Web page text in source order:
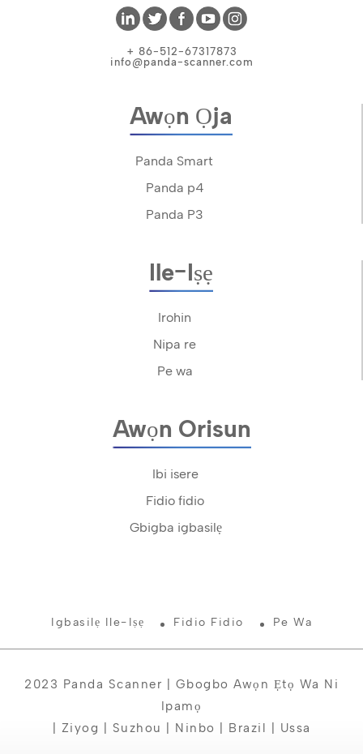
+ 86-512-67317873
info@panda-scanner.com
Awọn Ọja
Panda Smart
Panda p4
Panda P3
Ile-Iṣẹ
Irohin
Nipa re
Pe wa
Awọn Orisun
Ibi isere
Fidio fidio
Gbigba igbasilẹ
Igbasilẹ Ile-Iṣẹ Fidio Fidio Pe Wa
2023 Panda Scanner | Gbogbo Awọn Ẹtọ Wa Ni
Ipamọ
| Ziyog | Suzhou | Ninbo | Brazil | Ussa